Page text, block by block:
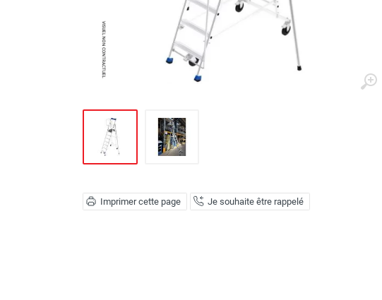
DÉCOLLEUSE À PAPIER PEINT
TRANSPALETTE, GERBEUR ET
GROUPES ÉLECTROGÈNE, DE
SOUDAGE ET ÉQUIPEMENT
ÉLECTRIQUE
PULVÉRISATEUR
Imprimer cette page Je souhaite être rappelé